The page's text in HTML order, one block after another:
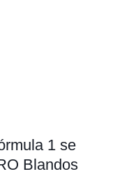
1 se
Blandos